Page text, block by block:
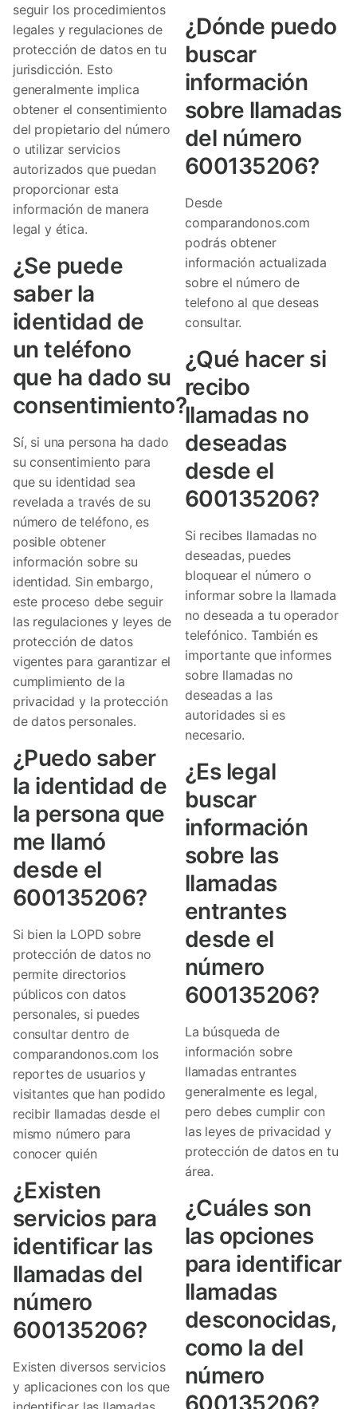
seguir los procedimientos
legales y regulaciones de
protección de datos en tu
jurisdicción. Esto
generalmente implica
obtener el consentimiento
del propietario del número
o utilizar servicios
autorizados que puedan
proporcionar esta
información de manera
legal y ética.
¿Se puede
saber la
identidad de
un teléfono
que ha dado su
consentimiento?
Sí, si una persona ha dado
su consentimiento para
que su identidad sea
revelada a través de su
número de teléfono, es
posible obtener
información sobre su
identidad. Sin embargo,
este proceso debe seguir
las regulaciones y leyes de
protección de datos
vigentes para garantizar el
cumplimiento de la
privacidad y la protección
de datos personales.
¿Puedo saber
la identidad de
la persona que
me llamó
desde el
600135206?
Si bien la LOPD sobre
protección de datos no
permite directorios
públicos con datos
personales, si puedes
consultar dentro de
comparandonos.com los
reportes de usuarios y
visitantes que han podido
recibir llamadas desde el
mismo número para
conocer quién
¿Existen
servicios para
identificar las
llamadas del
número
600135206?
Existen diversos servicios
y aplicaciones con los que
¿Dónde puedo
buscar
información
sobre llamadas
del número
600135206?
Desde
comparandonos.com
podrás obtener
información actualizada
sobre el número de
telefono al que deseas
consultar.
¿Qué hacer si
recibo
llamadas no
deseadas
desde el
600135206?
Si recibes llamadas no
deseadas, puedes
bloquear el número o
informar sobre la llamada
no deseada a tu operador
telefónico. También es
importante que informes
sobre llamadas no
deseadas a las
autoridades si es
necesario.
¿Es legal
buscar
información
sobre las
llamadas
entrantes
desde el
número
600135206?
La búsqueda de
información sobre
llamadas entrantes
generalmente es legal,
pero debes cumplir con
las leyes de privacidad y
protección de datos en tu
área.
¿Cuáles son
las opciones
para identificar
llamadas
desconocidas,
como la del
número
600135206?